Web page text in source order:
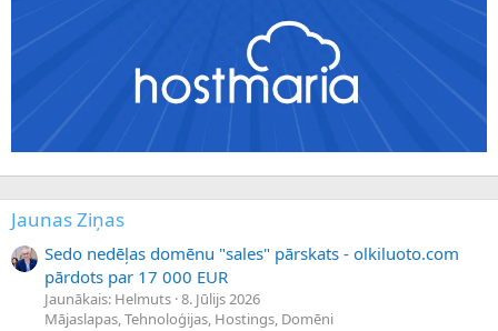
Jaunas Ziņas
Sedo nedēļas domēnu "sales" pārskats - olkiluoto.com
pārdots par 17 000 EUR
Jaunākais: Helmuts 8. Jūlijs 2026
Mājaslapas, Tehnoloģijas, Hostings, Domēni